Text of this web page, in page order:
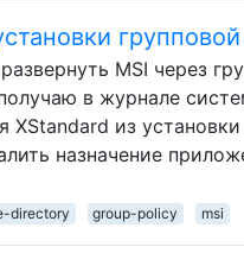
MSI через
в журнале
XStandard из
назначение
directory group-policy msi